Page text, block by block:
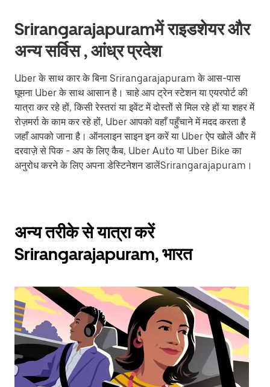
Srirangarajapuramमें राइडशेयर और
अन्य सर्विस , आंध्र प्रदेश
Uber के साथ कार के बिना Srirangarajapuram के आस-पास
घूमना Uber के साथ आसान है। चाहे आप ट्रेन स्टेशन या एयरपोर्ट की
यात्रा कर रहे हों, किसी रेस्तरां या इवेंट में दोस्तों से मिल रहे हों या शहर में
रोज़मर्रा के काम कर रहे हों, Uber आपको वहाँ पहुँचाने में मदद करता है
जहाँ आपको जाना है। ऑनलाइन साइन इन करें या Uber ऐप खोलें और में
दरवाज़े से पिक - अप के लिए कैब, Uber Auto या Uber Bike का
अनुरोध करने के लिए अपना डेस्टिनेशन डालेंSrirangarajapuram।
अन्य तरीके से यात्रा करें
Srirangarajapuram, भारत